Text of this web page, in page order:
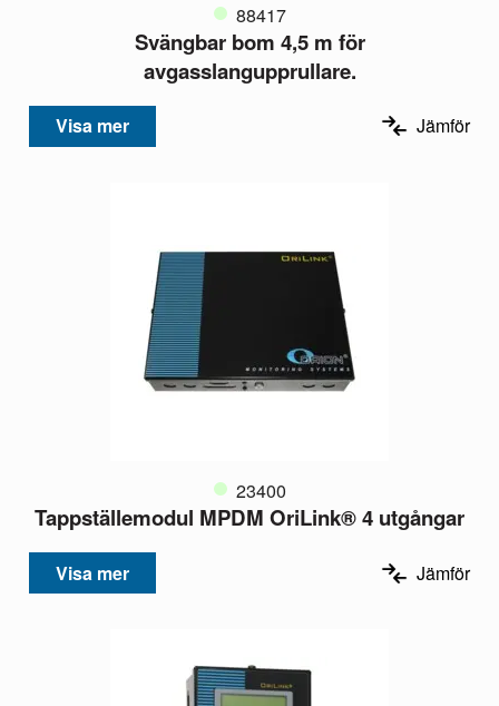
88417
Svängbar bom 4,5 m för
avgasslangupprullare.
Visa mer Jämför
23400
Tappställemodul MPDM OriLink® 4 utgångar
Visa mer Jämför